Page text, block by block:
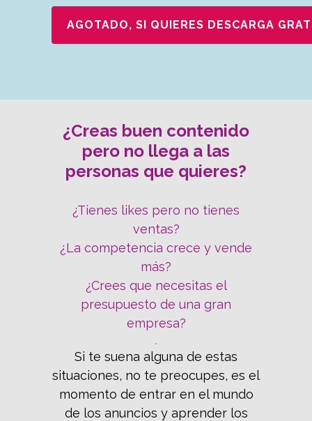
AGOTADO, SI QUIERES DESCARGA
¿Creas buen contenido
pero no llega a las
personas que quieres?
¿Tienes likes pero no tienes
ventas?
¿La competencia crece y vende
más?
¿Crees que necesitas el
presupuesto de una gran
empresa?
.
Si te suena alguna de estas
situaciones, no te preocupes, es el
momento de entrar en el mundo
de los anuncios y aprender los